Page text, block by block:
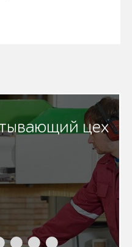
цех